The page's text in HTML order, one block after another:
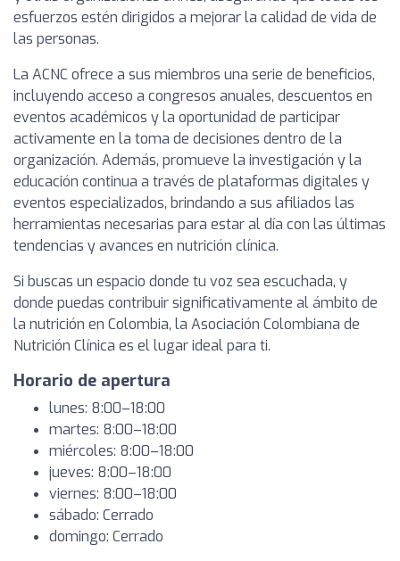
esfuerzos estén dirigidos a mejorar la calidad de vida de
las personas.
La ACNC ofrece a sus miembros una serie de beneficios,
incluyendo acceso a congresos anuales, descuentos en
eventos académicos y la oportunidad de participar
activamente en la toma de decisiones dentro de la
organización. Además, promueve la investigación y la
educación continua a través de plataformas digitales y
eventos especializados, brindando a sus afiliados las
herramientas necesarias para estar al día con las últimas
tendencias y avances en nutrición clínica.
Si buscas un espacio donde tu voz sea escuchada, y
donde puedas contribuir significativamente al ámbito de
la nutrición en Colombia, la Asociación Colombiana de
Nutrición Clínica es el lugar ideal para ti.
Horario de apertura
lunes: 8:00–18:00
martes: 8:00–18:00
miércoles: 8:00–18:00
jueves: 8:00–18:00
viernes: 8:00–18:00
sábado: Cerrado
domingo: Cerrado